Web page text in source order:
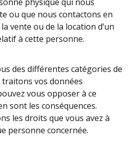
ou que nous contactons en
vente ou de la location d’un
à cette personne.
des différentes catégories de
vos données
vous opposer à ce
sont les conséquences.
les droits que vous avez à
personne concernée.